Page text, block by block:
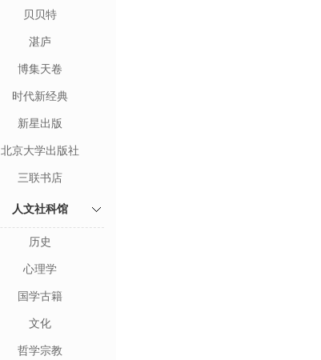
贝贝特
湛庐
博集天卷
时代新经典
新星出版
北京大学出版社
三联书店
人文社科馆
历史
心理学
国学古籍
文化
哲学宗教